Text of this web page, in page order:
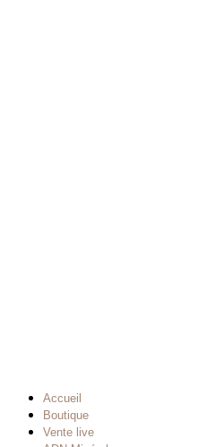
Accueil
Boutique
Vente live